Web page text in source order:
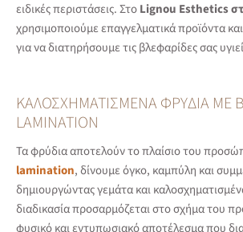
ειδικές περιστάσεις. ΣτοLignou Esthetics
χρησιμοποιούμε επαγγελματικά προϊόντα
για να διατηρήσουμε τις βλεφαρίδες σας
ΚΑΛΟΣΧΗΜΑΤΙΣΜΈΝΑ ΦΡΎΔΙΑ ΜΕ
LAMINATION
Τα φρύδια αποτελούν το πλαίσιο του
lamination, δίνουμε όγκο, καμπύλη και
δημιουργώντας γεμάτα και
διαδικασία προσαρμόζεται στο σχήμα του
φυσικό και εντυπωσιακό αποτέλεσμα που